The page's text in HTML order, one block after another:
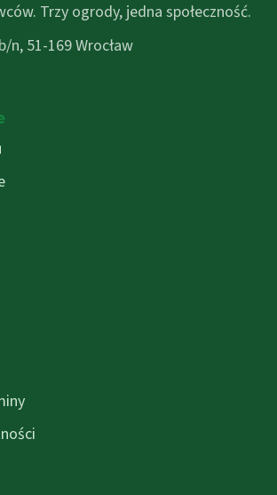
Trzy ogrody, jedna społeczność.
n, 51-169 Wrocław